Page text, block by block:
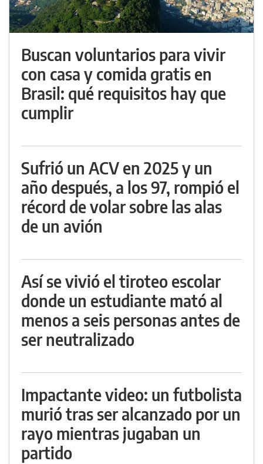
Buscan voluntarios para vivir
con casa y comida gratis en
Brasil: qué requisitos hay que
cumplir
Sufrió un ACV en 2025 y un
año después, a los 97, rompió el
récord de volar sobre las alas
de un avión
Así se vivió el tiroteo escolar
donde un estudiante mató al
menos a seis personas antes de
ser neutralizado
Impactante video: un futbolista
murió tras ser alcanzado por un
rayo mientras jugaban un
partido